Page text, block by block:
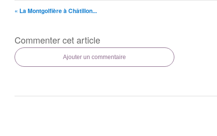
« La Montgolfière à Châtillon...
Commenter cet article
Ajouter un commentaire